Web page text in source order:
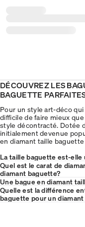
DÉCOUVREZ LES
BAGUETTE
Pour un style art-déco
difficile de faire mieux
style décontracté. Dotée
initialement devenue
en diamant taille
La taille baguette est-elle
Quel est le carat de
diamant baguette?
Une bague en diamant
Quelle est la différence
baguette pour un diamant